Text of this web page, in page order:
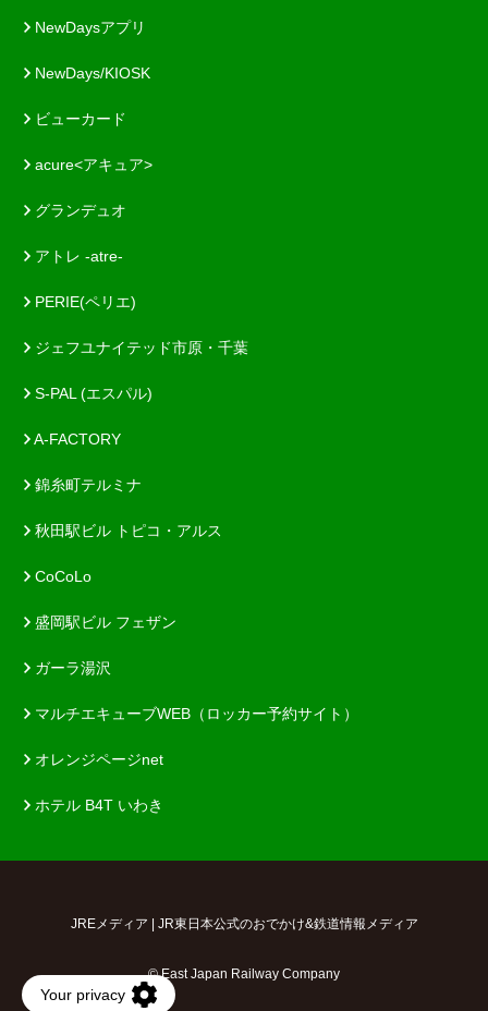
NewDaysアプリ
NewDays/KIOSK
ビューカード
acure<アキュア>
グランデュオ
アトレ -atre-
PERIE(ペリエ)
ジェフユナイテッド市原・千葉
S-PAL (エスパル)
A-FACTORY
錦糸町テルミナ
秋田駅ビル トピコ・アルス
CoCoLo
盛岡駅ビル フェザン
ガーラ湯沢
マルチエキューブWEB（ロッカー予約サイト）
オレンジページnet
ホテル B4T いわき
JREメディア | JR東日本公式のおでかけ&鉄道情報メディア
© East Japan Railway Company